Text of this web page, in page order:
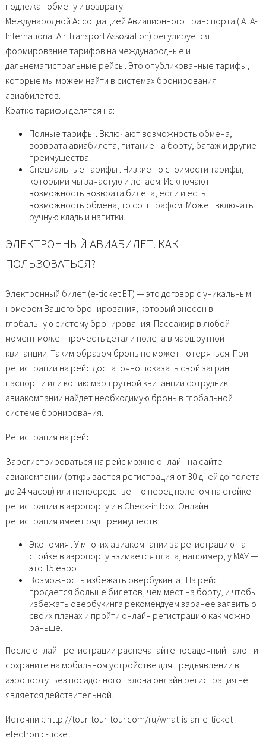
подлежат обмену и возврату.
Международной Ассоциацией Авиационного Транспорта (IATA-
International Air Transport Assosiation) регулируется
формирование тарифов на международные и
дальнемагистральные рейсы. Это опубликованные тарифы,
которые мы можем найти в системах бронирования
авиабилетов.
Кратко тарифы делятся на:
Полные тарифы . Включают возможность обмена,
возврата авиабилета, питание на борту, багаж и другие
преимущества.
Специальные тарифы . Низкие по стоимости тарифы,
которыми мы зачастую и летаем. Исключают
возможность возврата билета, если и есть
возможность обмена, то со штрафом. Может включать
ручную кладь и напитки.
ЭЛЕКТРОННЫЙ АВИАБИЛЕТ. КАК
ПОЛЬЗОВАТЬСЯ?
Электронный билет (e-ticket ET) — это договор с уникальным
номером Вашего бронирования, который внесен в
глобальную систему бронирования. Пассажир в любой
момент может прочесть детали полета в маршрутной
квитанции. Таким образом бронь не может потеряться. При
регистрации на рейс достаточно показать свой загран
паспорт и или копию маршрутной квитанции сотрудник
авиакомпании найдет необходимую бронь в глобальной
системе бронирования.
Регистрация на рейс
Зарегистрироваться на рейс можно онлайн на сайте
авиакомпании (открывается регистрация от 30 дней до полета
до 24 часов) или непосредственно перед полетом на стойке
регистрации в аэропорту и в Check-in box. Онлайн
регистрация имеет ряд преимуществ:
Экономия . У многих авиакомпании за регистрацию на
стойке в аэропорту взимается плата, например, у МАУ —
это 15 евро
Возможность избежать овербукинга . На рейс
продается больше билетов, чем мест на борту, и чтобы
избежать овербукинга рекомендуем заранее заявить о
своих планах и пройти онлайн регистрацию как можно
раньше.
После онлайн регистрации распечатайте посадочный талон и
сохраните на мобильном устройстве для предъявлении в
аэропорту. Без посадочного талона онлайн регистрация не
является действительной.
Источник: http://tour-tour-tour.com/ru/what-is-an-e-ticket-
electronic-ticket